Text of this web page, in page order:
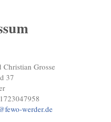
Christian Grosse
37
werder.de